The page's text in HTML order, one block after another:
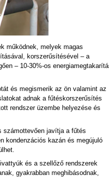
működnek, melyek magas
korszerűsítésével – a
– 10-30%-os
és megismerik az ön valamint az
adnak a fűtéskorszerűsítés
rendszer üzembe helyezése és
számottevően javítja a fűtés
kondenzációs kazán és megújuló
és a szellőző rendszerek
gyakrabban meghibásodnak,